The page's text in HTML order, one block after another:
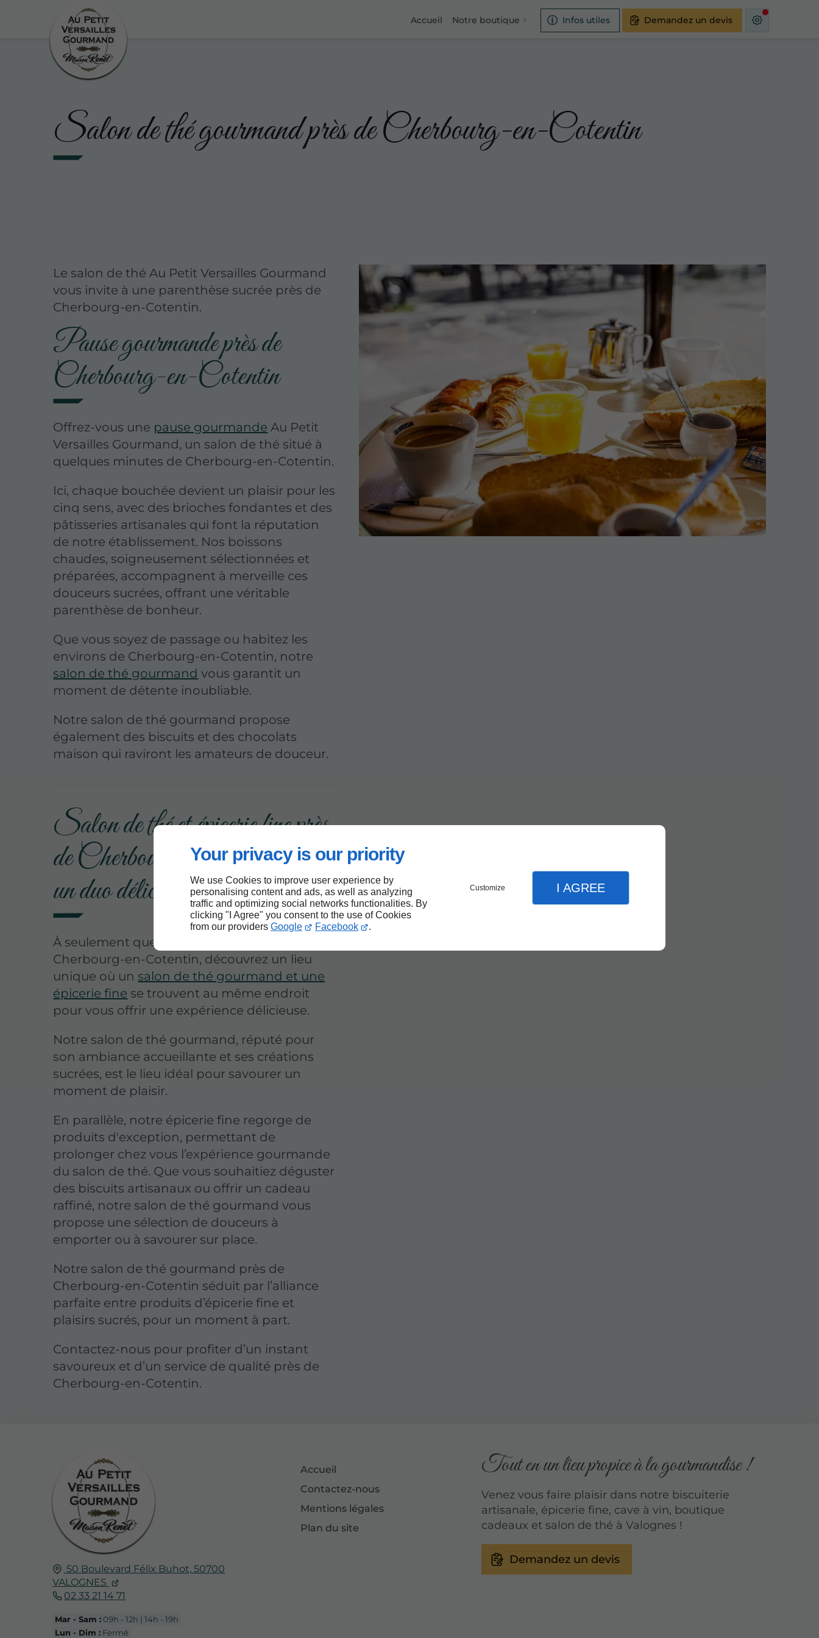
Your privacy is our priority
We use Cookies to improve user experience by
personalising content and ads, as well as analyzing
traffic and optimizing social networks functionalities. By
clicking "I Agree" you consent to the use of Cookies
from our providers Google Facebook .
Customize I AGREE
Accueil Notre boutique Infos utiles Demandez un devis
Salon de thé gourmand près de Cherbourg-en-Cotentin
Le salon de thé Au Petit Versailles Gourmand
vous invite à une parenthèse sucrée près de
Cherbourg-en-Cotentin.
Pause gourmande près de
Cherbourg-en-Cotentin
Offrez-vous une pause gourmande Au Petit
Versailles Gourmand, un salon de thé situé à
quelques minutes de Cherbourg-en-Cotentin.
Ici, chaque bouchée devient un plaisir pour les
cinq sens, avec des brioches fondantes et des
pâtisseries artisanales qui font la réputation
de notre établissement. Nos boissons
chaudes, soigneusement sélectionnées et
préparées, accompagnent à merveille ces
douceurs sucrées, offrant une véritable
parenthèse de bonheur.
Que vous soyez de passage ou habitez les
environs de Cherbourg-en-Cotentin, notre
salon de thé gourmand vous garantit un
moment de détente inoubliable.
Notre salon de thé gourmand propose
également des biscuits et des chocolats
maison qui raviront les amateurs de douceur.
Salon de thé et épicerie fine près
de Cherbourg-en-Cotentin :
un duo délicieux
À seulement quelques kilomètres de
Cherbourg-en-Cotentin, découvrez un lieu
unique où un salon de thé gourmand et une
épicerie fine se trouvent au même endroit
pour vous offrir une expérience délicieuse.
Notre salon de thé gourmand, réputé pour
son ambiance accueillante et ses créations
sucrées, est le lieu idéal pour savourer un
moment de plaisir.
En parallèle, notre épicerie fine regorge de
produits d'exception, permettant de
prolonger chez vous l’expérience gourmande
du salon de thé. Que vous souhaitiez déguster
des biscuits artisanaux ou offrir un cadeau
raffiné, notre salon de thé gourmand vous
propose une sélection de douceurs à
emporter ou à savourer sur place.
Notre salon de thé gourmand près de
Cherbourg-en-Cotentin séduit par l’alliance
parfaite entre produits d’épicerie fine et
plaisirs sucrés, pour un moment à part.
Contactez-nous pour profiter d’un instant
savoureux et d’un service de qualité près de
Cherbourg-en-Cotentin.
50 Boulevard Félix Buhot, 50700
VALOGNES
02 33 21 14 71
Mar - Sam :09h - 12h | 14h - 19h
Lun - Dim :Fermé
Accueil
Contactez-nous
Mentions légales
Plan du site
Tout en un lieu propice à la gourmandise !
Venez vous faire plaisir dans notre biscuiterie
artisanale, épicerie fine, cave à vin, boutique
cadeaux et salon de thé à Valognes !
Demandez un devis